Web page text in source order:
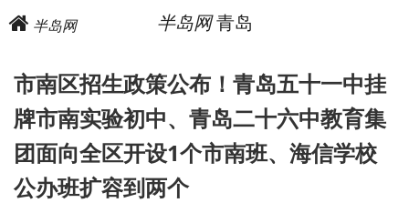
半岛网 半岛网青岛
市南区招生政策公布！青岛五十一中挂
牌市南实验初中、青岛二十六中教育集
团面向全区开设1个市南班、海信学校
公办班扩容到两个